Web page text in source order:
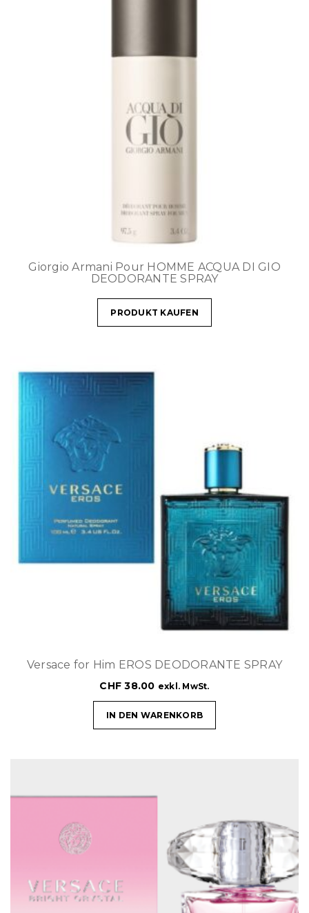
Giorgio Armani Pour HOMME ACQUA DI GIO
DEODORANTE SPRAY
PRODUKT KAUFEN
Versace for Him EROS DEODORANTE SPRAY
CHF 38.00 exkl. MwSt.
IN DEN WARENKORB